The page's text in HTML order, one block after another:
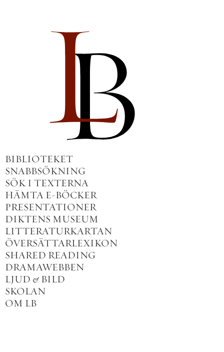
BIBLIOTEKET
SNABBSÖKNING
SÖK I TEXTERNA
HÄMTA E-BÖCKER
PRESENTATIONER
DIKTENS MUSEUM
LITTERATURKARTAN
ÖVERSÄTTARLEXIKON
SHARED READING
DRAMAWEBBEN
LJUD & BILD
SKOLAN
OM LB